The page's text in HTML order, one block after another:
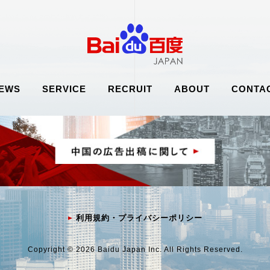
SERVICE RECRUIT ABOUT
利用規約・プライバシーポリシー
Copyright © 2026 Baidu Japan Inc. All Rights Reserved.